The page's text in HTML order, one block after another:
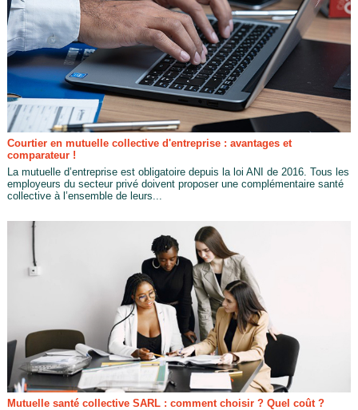
Courtier en mutuelle collective d'entreprise : avantages et
comparateur !
La mutuelle d’entreprise est obligatoire depuis la loi ANI de 2016. Tous les
employeurs du secteur privé doivent proposer une complémentaire santé
collective à l’ensemble de leurs...
Mutuelle santé collective SARL : comment choisir ? Quel coût ?